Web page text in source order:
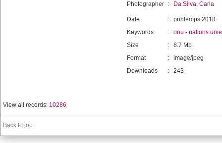
Photographer : Da Silva, Carla
Date : printemps 2018
Keywords
: onu - nations
Size
: 8.7 Mb
Format
: image/jpeg
Downloads
: 243
View all records: 10286
Back to top